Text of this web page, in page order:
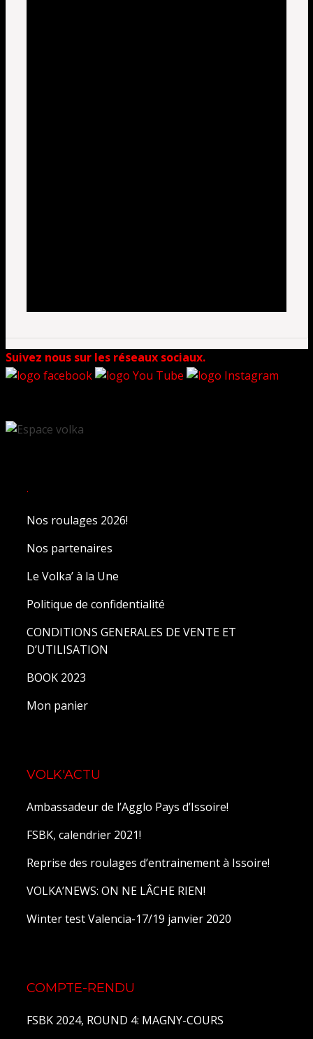
Suivez nous sur les réseaux sociaux.
.
Nos roulages 2026!
Nos partenaires
Le Volka’ à la Une
Politique de confidentialité
CONDITIONS GENERALES DE VENTE ET
D’UTILISATION
BOOK 2023
Mon panier
VOLK'ACTU
Ambassadeur de l’Agglo Pays d’Issoire!
FSBK, calendrier 2021!
Reprise des roulages d’entrainement à Issoire!
VOLKA’NEWS: ON NE LÂCHE RIEN!
Winter test Valencia-17/19 janvier 2020
COMPTE-RENDU
FSBK 2024, ROUND 4: MAGNY-COURS